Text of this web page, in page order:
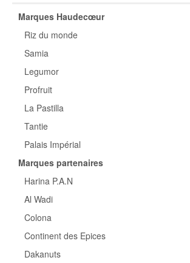
Marques Haudecœur
Riz du monde
Samia
Legumor
Profruit
La Pastilla
Tantie
Palais Impérial
Marques partenaires
Harina P.A.N
Al Wadi
Colona
Continent des Epices
Dakanuts